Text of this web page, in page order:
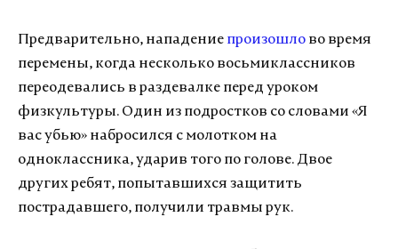
Предварительно, нападение произошло во время
перемены, когда несколько восьмиклассников
переодевались в раздевалке перед уроком
физкультуры. Один из подростков со словами «Я
вас убью» набросился с молотком на
одноклассника, ударив того по голове. Двое
других ребят, попытавшихся защитить
пострадавшего, получили травмы рук.